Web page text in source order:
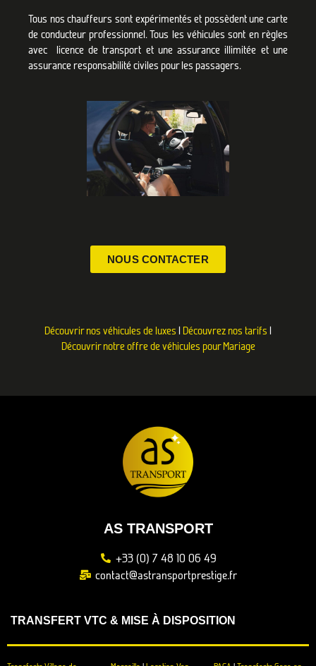
Tous nos chauffeurs sont expérimentés et possèdent une carte
de conducteur professionnel. Tous les véhicules sont en règles
avec licence de transport et une assurance illimitée et une
assurance responsabilité civiles pour les passagers.
NOUS CONTACTER
Découvrir nos véhicules de luxes | Découvrez nos tarifs |
Découvrir notre offre de véhicules pour Mariage
AS TRANSPORT
+33 (0) 7 48 10 06 49
contact@astransportprestige.fr
TRANSFERT VTC & MISE À DISPOSITION